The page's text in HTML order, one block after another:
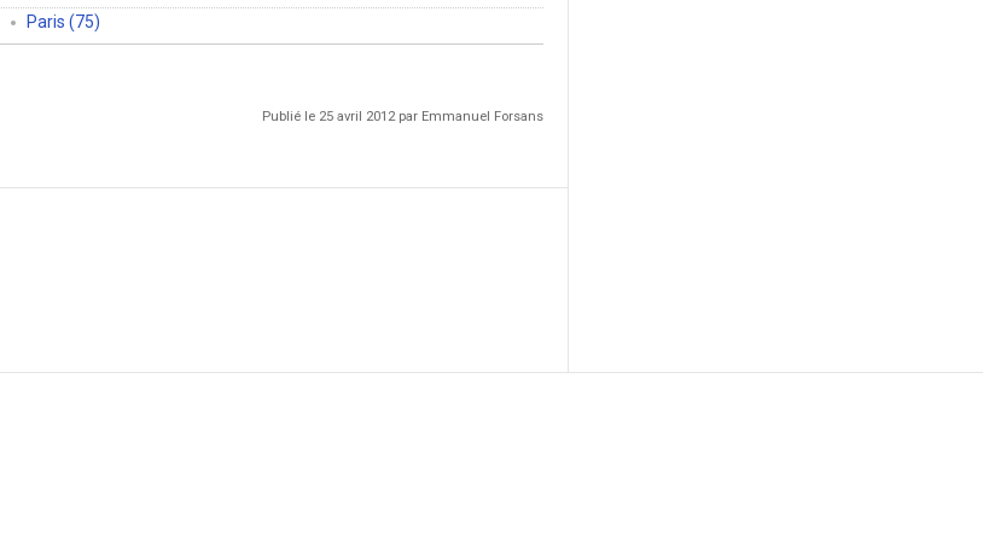
Paris (75)
Publié le 25 avril 2012 par Emmanuel Forsans